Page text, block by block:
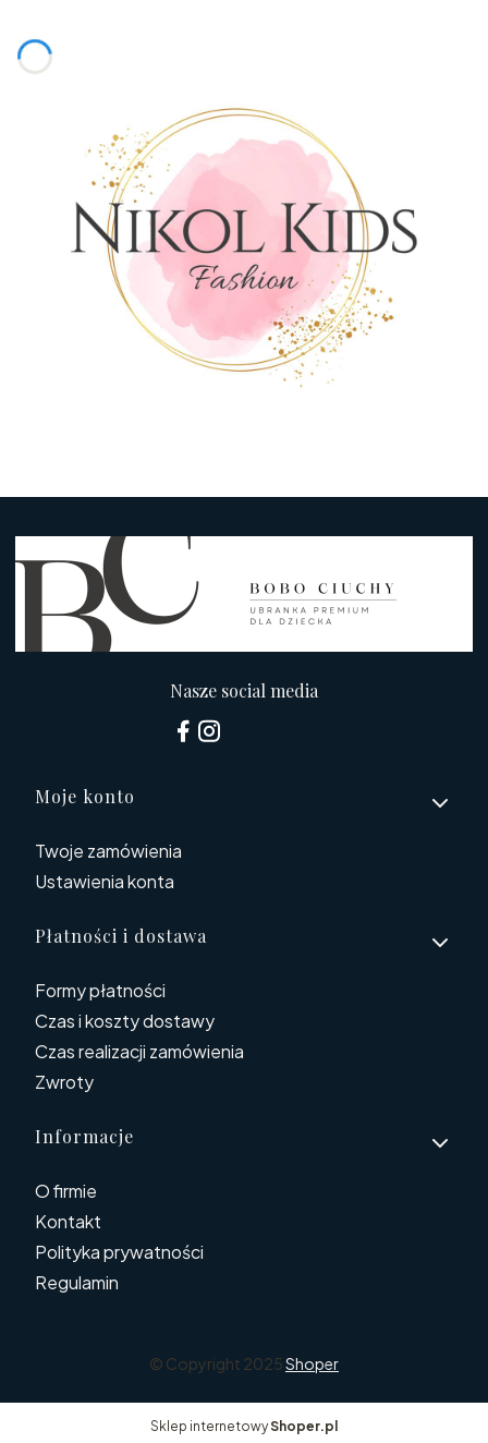
Nasze social media
Linki w stopce
Moje konto
Twoje zamówienia
Ustawienia konta
Płatności i dostawa
Formy płatności
Czas i koszty dostawy
Czas realizacji zamówienia
Zwroty
Informacje
O firmie
Kontakt
Polityka prywatności
Regulamin
© Copyright 2025Shoper
Sklep internetowyShoper.pl